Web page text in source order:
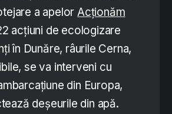
a apelor Acționăm
acțiuni de ecologizare
în Dunăre, râurile Cerna,
se va interveni cu
din Europa,
deșeurile din apă.